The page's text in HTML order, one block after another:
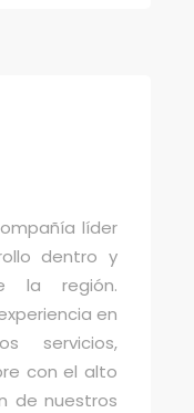
líder
dentro y
la región.
en
servicios,
con el alto
de nuestros